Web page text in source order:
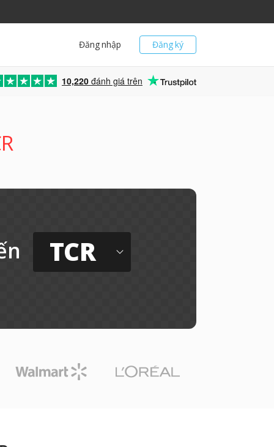
Đăng ký
Đăng nhập
10,220 đánh giá trên
TCR